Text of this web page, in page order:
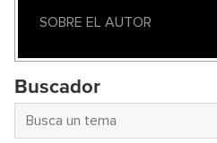
SOBRE EL AUTOR
Buscador